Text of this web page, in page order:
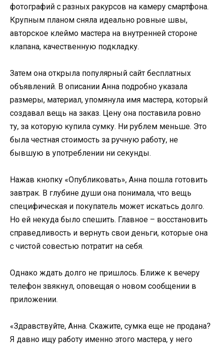
фотографий с разных ракурсов на камеру смартфона.
Крупным планом сняла идеально ровные швы,
авторское клеймо мастера на внутренней стороне
клапана, качественную подкладку.
Затем она открыла популярный сайт бесплатных
объявлений. В описании Анна подробно указала
размеры, материал, упомянула имя мастера, который
создавал вещь на заказ. Цену она поставила ровно
ту, за которую купила сумку. Ни рублем меньше. Это
была честная стоимость за ручную работу, не
бывшую в употреблении ни секунды.
Нажав кнопку «Опубликовать», Анна пошла готовить
завтрак. В глубине души она понимала, что вещь
специфическая и покупатель может искатьсь долго.
Но ей некуда было спешить. Главное – восстановить
справедливость и вернуть свои деньги, которые она
с чистой совестью потратит на себя.
Однако ждать долго не пришлось. Ближе к вечеру
телефон звякнул, оповещая о новом сообщении в
приложении.
«Здравствуйте, Анна. Скажите, сумка еще не продана?
Я давно ищу работу именно этого мастера, у него